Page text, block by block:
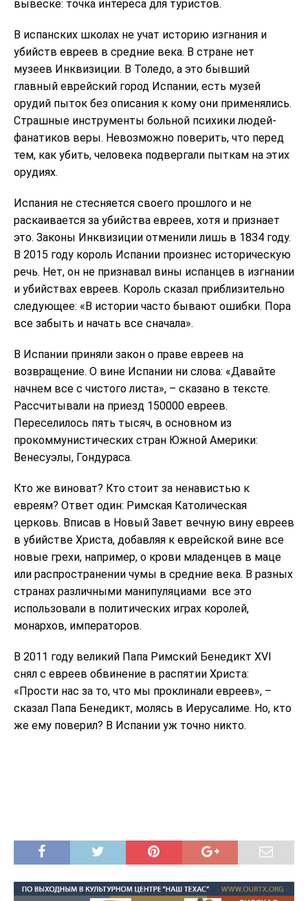
вывеске: точка интереса для туристов.
В испанских школах не учат историю изгнания и
убийств евреев в средние века. В стране нет
музеев Инквизиции. В Толедо, а это бывший
главный еврейский город Испании, есть музей
орудий пыток без описания к кому они применялись.
Страшные инструменты больной психики людей-
фанатиков веры. Невозможно поверить, что перед
тем, как убить, человека подвергали пыткам на этих
орудиях.
Испания не стесняется своего прошлого и не
раскаивается за убийства евреев, хотя и признает
это. Законы Инквизиции отменили лишь в 1834 году.
В 2015 году король Испании произнес историческую
речь. Нет, он не признавал вины испанцев в изгнании
и убийствах евреев. Король сказал приблизительно
следующее: «В истории часто бывают ошибки. Пора
все забыть и начать все сначала».
В Испании приняли закон о праве евреев на
возвращение. О вине Испании ни слова: «Давайте
начнем все с чистого листа», – сказано в тексте.
Рассчитывали на приезд 150000 евреев.
Переселилось пять тысяч, в основном из
прокоммунистических стран Южной Америки:
Венесуэлы, Гондураса.
Кто же виноват? Кто стоит за ненавистью к
евреям? Ответ один: Римская Католическая
церковь. Вписав в Новый Завет вечную вину евреев
в убийстве Христа, добавляя к еврейской вине все
новые грехи, например, о крови младенцев в маце
или распространении чумы в средние века. В разных
странах различными манипуляциами все это
использовали в политических играх королей,
монархов, императоров.
В 2011 году великий Папа Римский Бенедикт XVI
снял с евреев обвинение в распятии Христа:
«Прости нас за то, что мы проклинали евреев», –
сказал Папа Бенедикт, молясь в Иерусалиме. Но, кто
же ему поверил? В Испании уж точно никто.